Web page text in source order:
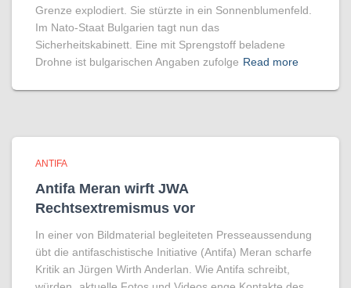
Grenze explodiert. Sie stürzte in ein Sonnenblumenfeld.
Im Nato-Staat Bulgarien tagt nun das
Sicherheitskabinett. Eine mit Sprengstoff beladene
Drohne ist bulgarischen Angaben zufolge Read more
ANTIFA
Antifa Meran wirft JWA
Rechtsextremismus vor
In einer von Bildmaterial begleiteten Presseaussendung
übt die antifaschistische Initiative (Antifa) Meran scharfe
Kritik an Jürgen Wirth Anderlan. Wie Antifa schreibt,